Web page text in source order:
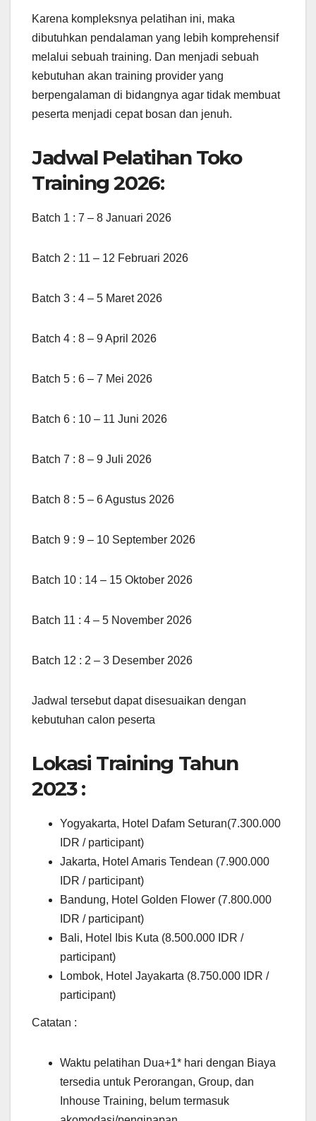
Karena kompleksnya pelatihan ini, maka
dibutuhkan pendalaman yang lebih komprehensif
melalui sebuah training. Dan menjadi sebuah
kebutuhan akan training provider yang
berpengalaman di bidangnya agar tidak membuat
peserta menjadi cepat bosan dan jenuh.
Jadwal Pelatihan Toko
Training 2026:
Batch 1 : 7 – 8 Januari 2026
Batch 2 : 11 – 12 Februari 2026
Batch 3 : 4 – 5 Maret 2026
Batch 4 : 8 – 9 April 2026
Batch 5 : 6 – 7 Mei 2026
Batch 6 : 10 – 11 Juni 2026
Batch 7 : 8 – 9 Juli 2026
Batch 8 : 5 – 6 Agustus 2026
Batch 9 : 9 – 10 September 2026
Batch 10 : 14 – 15 Oktober 2026
Batch 11 : 4 – 5 November 2026
Batch 12 : 2 – 3 Desember 2026
Jadwal tersebut dapat disesuaikan dengan
kebutuhan calon peserta
Lokasi Training Tahun
2023 :
Yogyakarta, Hotel Dafam Seturan(7.300.000
IDR / participant)
Jakarta, Hotel Amaris Tendean (7.900.000
IDR / participant)
Bandung, Hotel Golden Flower (7.800.000
IDR / participant)
Bali, Hotel Ibis Kuta (8.500.000 IDR /
participant)
Lombok, Hotel Jayakarta (8.750.000 IDR /
participant)
Catatan :
Waktu pelatihan Dua+1* hari dengan Biaya
tersedia untuk Perorangan, Group, dan
Inhouse Training, belum termasuk